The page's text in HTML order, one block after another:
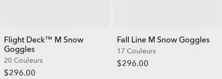
Flight Deck™ M Snow
Goggles
20 Couleurs
$296.00
Fall Line M Snow Goggles
17 Couleurs
$296.00